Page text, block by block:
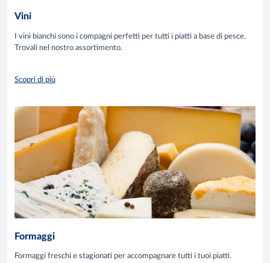
Vini
I vini bianchi sono i compagni perfetti per tutti i piatti a base di pesce.
Trovali nel nostro assortimento.
Scopri di più
Formaggi
Formaggi freschi e stagionati per accompagnare tutti i tuoi piatti.